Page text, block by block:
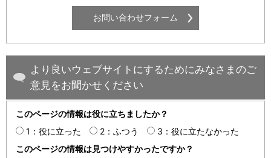
より良いウェブサイトにするためにみなさまのご
意見をお聞かせください
このページの情報は役に立ちましたか？
1：役に立った
2：ふつう
3：役に立たなかった
このページの情報は見つけやすかったですか？